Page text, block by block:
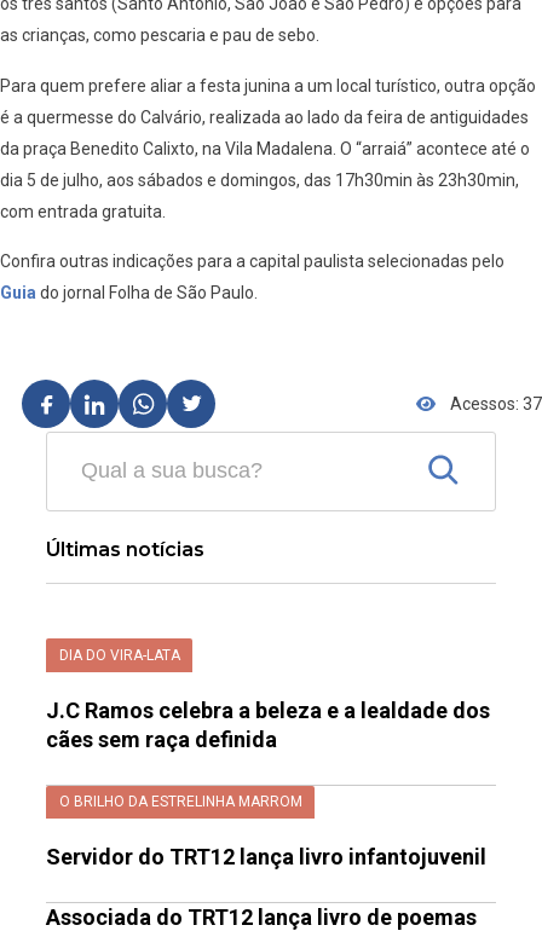
as crianças, como pescaria e pau de sebo.
Para quem prefere aliar a festa junina a um local turístico, outra opção
é a quermesse do Calvário, realizada ao lado da feira de antiguidades
da praça Benedito Calixto, na Vila Madalena. O “arraiá” acontece até o
dia 5 de julho, aos sábados e domingos, das 17h30min às 23h30min,
com entrada gratuita.
Confira outras indicações para a capital paulista selecionadas pelo
Guia do jornal Folha de São Paulo.
Acessos: 37
Últimas notícias
DIA DO VIRA-LATA
J.C Ramos celebra a beleza e a lealdade dos
cães sem raça definida
O BRILHO DA ESTRELINHA MARROM
Servidor do TRT12 lança livro infantojuvenil
Associada do TRT12 lança livro de poemas